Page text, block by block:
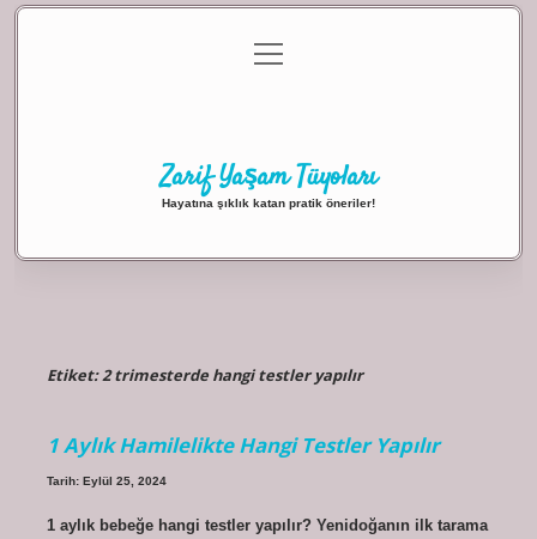
Gizlilik Politikası
menüyü
aç
Zarif Yaşam Tüyoları
Hayatına şıklık katan pratik öneriler!
Etiket:2 trimesterde hangi testler yapılır
1 Aylık Hamilelikte Hangi Testler Yapılır
Tarih: Eylül 25, 2024
1 aylık bebeğe hangi testler yapılır? Yenidoğanın ilk tarama